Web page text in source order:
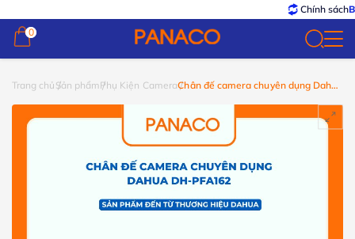
Chính sáchBảo
0
0
Trang chủ Sản phẩmPhụ Kiện CameraChân đế camera chuyên dụng Dahua